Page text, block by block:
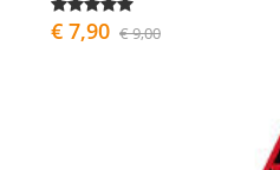
€ 7,90 € 9,00